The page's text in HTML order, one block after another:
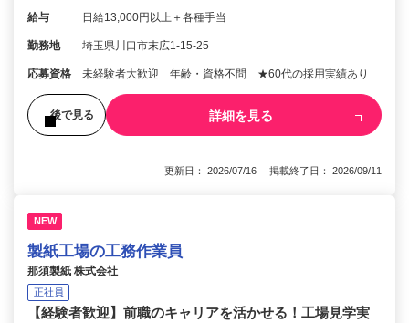
給与 日給13,000円以上＋各種手当
勤務地 埼玉県川口市末広1-15-25
応募資格 未経験者大歓迎 年齢・資格不問 ★60代の採用実績あり
後で見る 詳細を見る
更新日： 2026/07/16 掲載終了日： 2026/09/11
NEW
製紙工場の工務作業員
那須製紙 株式会社
正社員
【経験者歓迎】前職のキャリアを活かせる！工場見学実